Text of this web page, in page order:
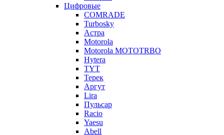
Цифровые
COMRADE
Turbosky
Астра
Motorola
Motorola MOTOTRBO
Hytera
TYT
Терек
Аргут
Lira
Пульсар
Racio
Yaesu
Abell